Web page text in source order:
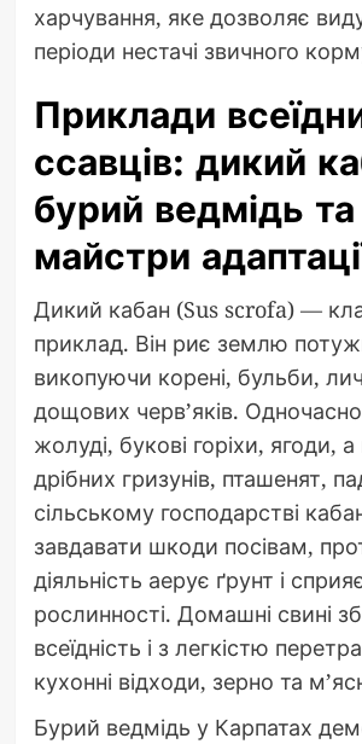
харчування, яке дозволяє
періоди нестачі звичного
Приклади
ссавців: дикий
бурий ведмідь та
майстри
Дикий кабан (Sus scrofa) —
приклад. Він риє землю
викопуючи корені, бульби,
дощових черв’яків.
жолуді, букові горіхи, ягоди,
дрібних гризунів, пташенят,
сільському господарстві
завдавати шкоди посівам,
діяльність аерує ґрунт і
рослинності. Домашні свині
всеїдність і з легкістю
кухонні відходи, зерно та
Бурий ведмідь у Карпатах